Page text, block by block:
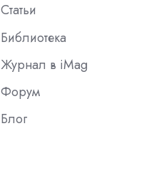
Статьи
Библиотека
Журнал в iMag
Форум
Блог